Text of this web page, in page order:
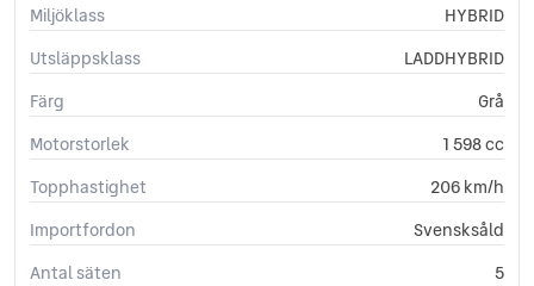
USB-uttag
Miljöklass
HYBRID
Utsläppsklass
LADDHYBRID
Färg
Grå
Motorstorlek
1 598 cc
Topphastighet
206 km/h
Importfordon
Svensksåld
Antal säten
5